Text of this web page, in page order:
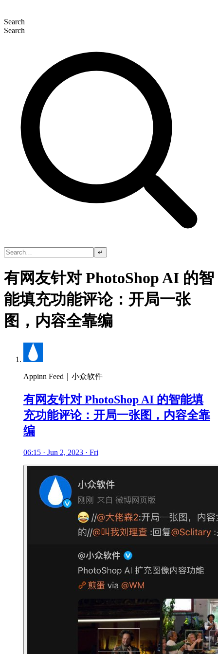
Search
Search
↵
有网友针对 PhotoShop AI 的智
能填充功能评论：开局一张
图，内容全靠编
Appinn Feed｜小众软件
有网友针对 PhotoShop AI 的智能填
充功能评论：开局一张图，内容全靠
编
06:15 · Jun 2, 2023 · Fri